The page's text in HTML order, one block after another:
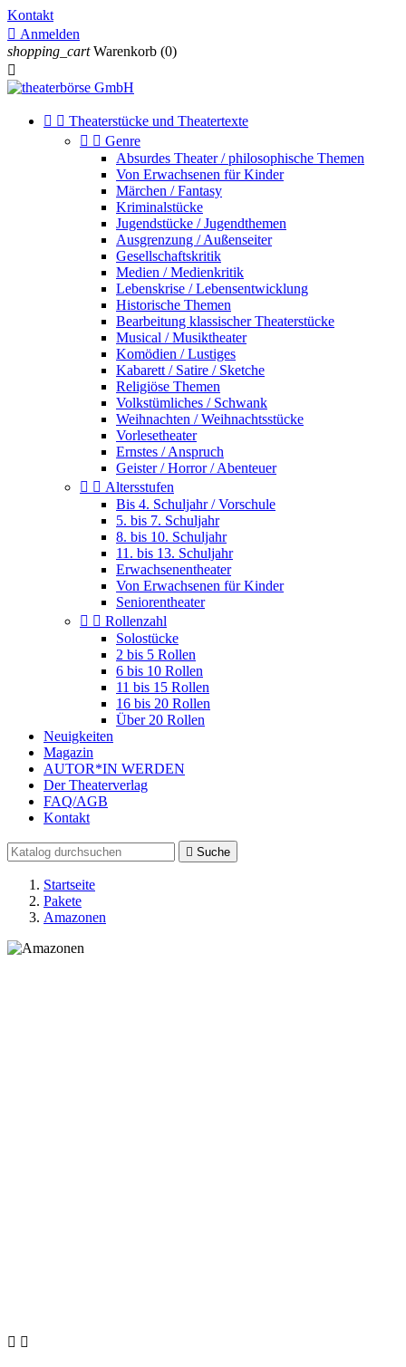
Kontakt
 Anmelden
shopping_cart Warenkorb (0)

  Theaterstücke und Theatertexte
  Genre
Absurdes Theater / philosophische Themen
Von Erwachsenen für Kinder
Märchen / Fantasy
Kriminalstücke
Jugendstücke / Jugendthemen
Ausgrenzung / Außenseiter
Gesellschaftskritik
Medien / Medienkritik
Lebenskrise / Lebensentwicklung
Historische Themen
Bearbeitung klassischer Theaterstücke
Musical / Musiktheater
Komödien / Lustiges
Kabarett / Satire / Sketche
Religiöse Themen
Volkstümliches / Schwank
Weihnachten / Weihnachtsstücke
Vorlesetheater
Ernstes / Anspruch
Geister / Horror / Abenteuer
  Altersstufen
Bis 4. Schuljahr / Vorschule
5. bis 7. Schuljahr
8. bis 10. Schuljahr
11. bis 13. Schuljahr
Erwachsenentheater
Von Erwachsenen für Kinder
Seniorentheater
  Rollenzahl
Solostücke
2 bis 5 Rollen
6 bis 10 Rollen
11 bis 15 Rollen
16 bis 20 Rollen
Über 20 Rollen
Neuigkeiten
Magazin
AUTOR*IN WERDEN
Der Theaterverlag
FAQ/AGB
Kontakt
 Suche
Startseite
Pakete
Amazonen
 